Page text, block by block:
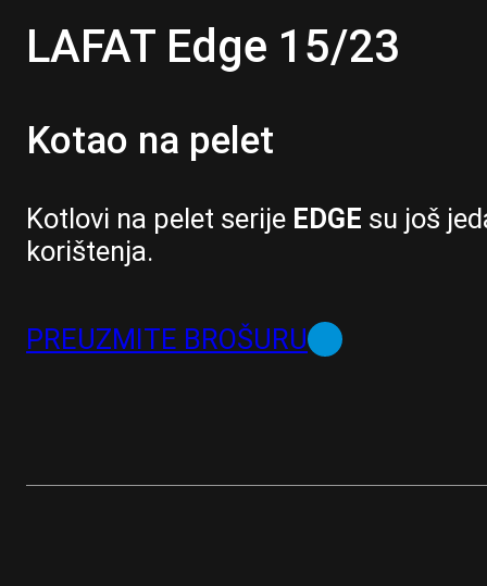
LAFAT Edge 15/23
Kotao na pelet
Kotlovi na pelet serije EDGE su još
korištenja.
PREUZMITE BROŠURU